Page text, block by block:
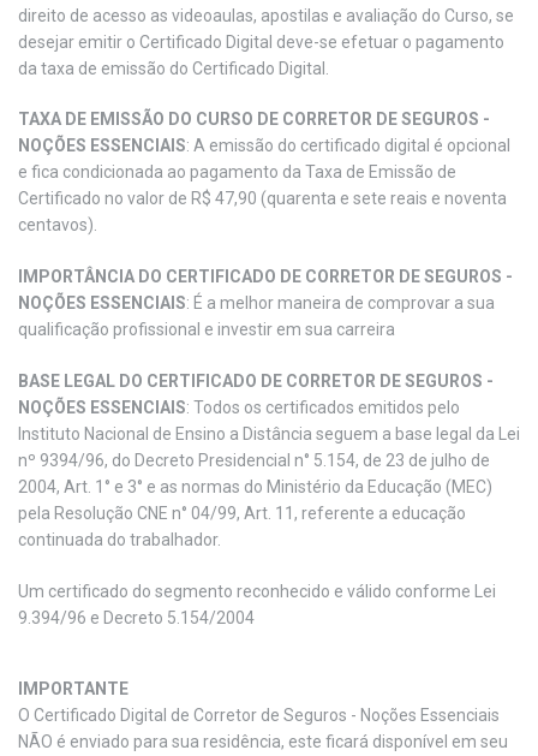
direito de acesso as videoaulas, apostilas e avaliação do Curso, se
desejar emitir o Certificado Digital deve-se efetuar o pagamento
da taxa de emissão do Certificado Digital.
TAXA DE EMISSÃO DO CURSO DE CORRETOR DE SEGUROS -
NOÇÕES ESSENCIAIS: A emissão do certificado digital é opcional
e fica condicionada ao pagamento da Taxa de Emissão de
Certificado no valor de R$ 47,90 (quarenta e sete reais e noventa
centavos).
IMPORTÂNCIA DO CERTIFICADO DE CORRETOR DE SEGUROS -
NOÇÕES ESSENCIAIS: É a melhor maneira de comprovar a sua
qualificação profissional e investir em sua carreira
BASE LEGAL DO CERTIFICADO DE CORRETOR DE SEGUROS -
NOÇÕES ESSENCIAIS: Todos os certificados emitidos pelo
Instituto Nacional de Ensino a Distância seguem a base legal da Lei
nº 9394/96, do Decreto Presidencial n° 5.154, de 23 de julho de
2004, Art. 1° e 3° e as normas do Ministério da Educação (MEC)
pela Resolução CNE n° 04/99, Art. 11, referente a educação
continuada do trabalhador.
Um certificado do segmento reconhecido e válido conforme Lei
9.394/96 e Decreto 5.154/2004
IMPORTANTE
O Certificado Digital de Corretor de Seguros - Noções Essenciais
NÃO é enviado para sua residência, este ficará disponível em seu